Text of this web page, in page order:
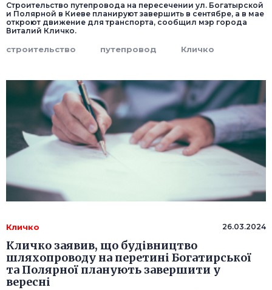
Строительство путепровода на пересечении ул. Богатырской
и Полярной в Киеве планируют завершить в сентябре, а в мае
откроют движение для транспорта, сообщил мэр города
Виталий Кличко.
строительство путепровод Кличко
Кличко 26.03.2024
Кличко заявив, що будівництво
шляхопроводу на перетині Богатирської
та Полярної планують завершити у
вересні